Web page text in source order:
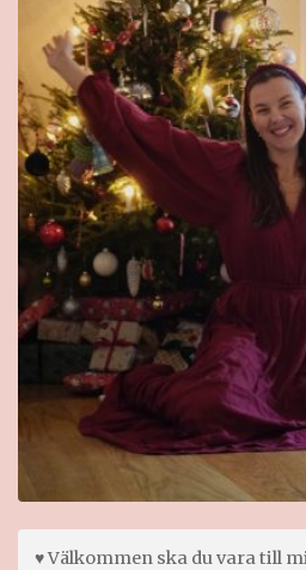
♥ Välkommen ska du vara till